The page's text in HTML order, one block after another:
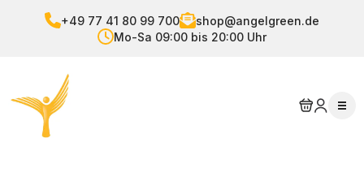
+49 77 41 80 99 700
shop@angelgreen.de
Mo-Sa 09:00 bis 20:00 Uhr